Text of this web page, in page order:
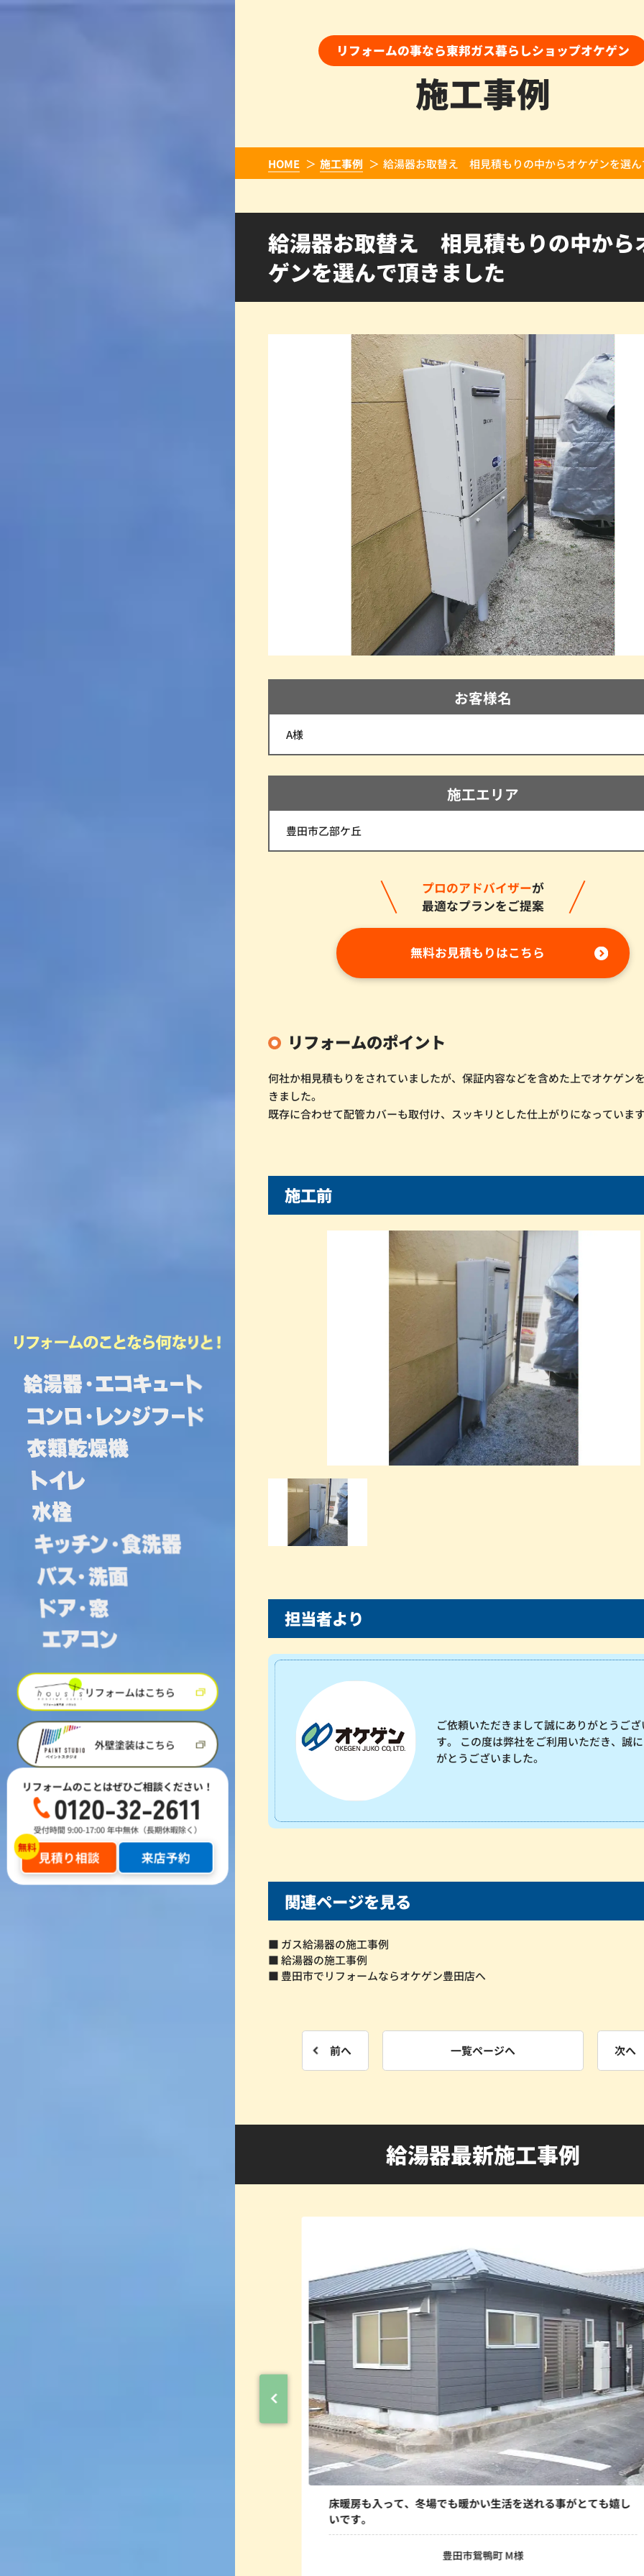
リフォームはこちら
外壁塗装はこちら
リフォームのことはぜひご相談ください！
0120-32-2611
受付時間 9:00-17:00 年中無休（長期休暇除く）
見積り相談 来店予約
リフォームの事なら東邦ガス暮らしショップオケゲン
施工事例
HOME 施工事例 給湯器お取替え 相見積もりの中からオケゲンを選ん
給湯器お取替え 相見積もりの中から
ゲンを選んで頂きました
お客様名
A様
施工エリア
豊田市乙部ケ丘
プロのアドバイザーが
最適なプランをご提案
無料お見積もりはこちら
リフォームのポイント
何社か相見積もりをされていましたが、保証内容などを含めた上でオケゲン
きました。
既存に合わせて配管カバーも取付け、スッキリとした仕上がりになっています
施工前
担当者より
ご依頼いただきまして誠にありがとうござ
す。 この度は弊社をご利用いただき、誠
がとうございました。
関連ページを見る
■ ガス給湯器の施工事例
■ 給湯器の施工事例
■ 豊田市でリフォームならオケゲン豊田店へ
前へ 一覧ページへ 次へ
給湯器最新施工事例
床暖房も入って、冬場でも暖かい生活を送れる事がとても嬉し
いです。
豊田市鴛鴨町 M様